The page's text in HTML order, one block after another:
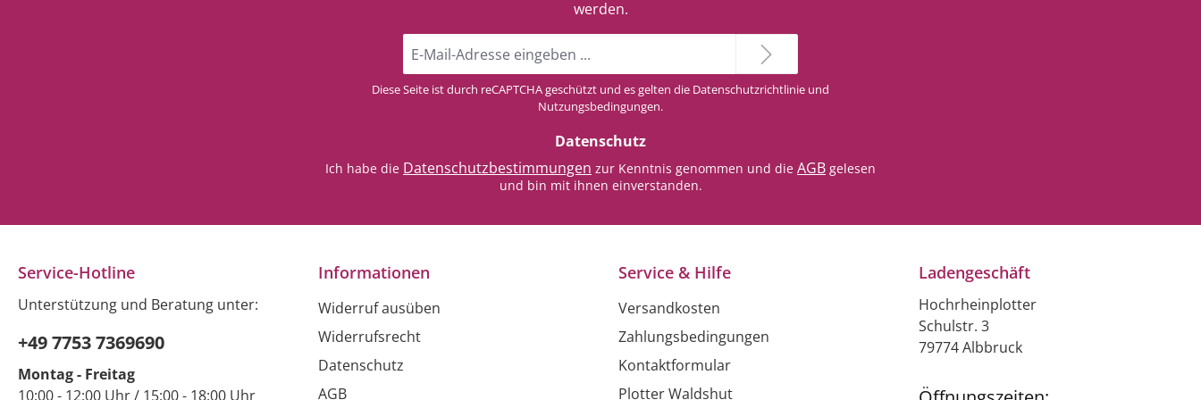
werden.
Mail-
Adresse
*
Diese Seite ist durch reCAPTCHA geschützt und es gelten die Datenschutzrichtlinie und
Nutzungsbedingungen.
Datenschutz
Ich habe die Datenschutzbestimmungen zur Kenntnis genommen und die AGB gelesen
und bin mit ihnen einverstanden.
Service-Hotline
Unterstützung und Beratung unter:
+49 7753 7369690
Montag - Freitag
10:00 - 12:00 Uhr / 15:00 - 18:00 Uhr
Informationen
Widerruf ausüben
Widerrufsrecht
Datenschutz
AGB
Service & Hilfe
Versandkosten
Zahlungsbedingungen
Kontaktformular
Plotter Waldshut
Ladengeschäft
Hochrheinplotter
Schulstr. 3
79774 Albbruck